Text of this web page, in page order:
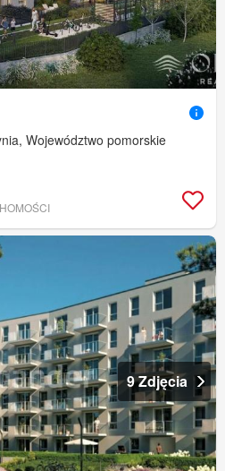
Województwo pomorskie
9 Zdjęcia